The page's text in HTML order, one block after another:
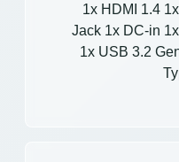
1x HDMI 1.4
Jack 1x DC-in
1x USB 3.2